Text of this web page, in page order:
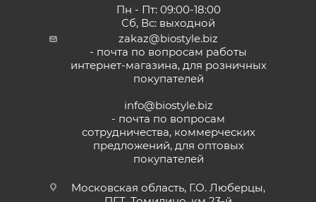
Пн - Пт: 09:00-18:00
Сб, Вс: выходной
zakaz@biostyle.biz
- почта по вопросам работы
интернет-магазина, для розничных
покупателей
info@biostyle.biz
- почта по вопросам
сотрудничества, коммерческих
предложений, для оптовых
покупателей
Московская область, Г.О. Люберцы,